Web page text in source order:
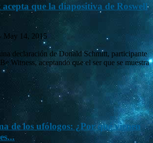
que la diapositiva de Roswell
- May 14, 2015
declaración de Donald Schmitt, participante
Witness, aceptando que el ser que se muestra
de los ufólogos: ¿Por qué vienen